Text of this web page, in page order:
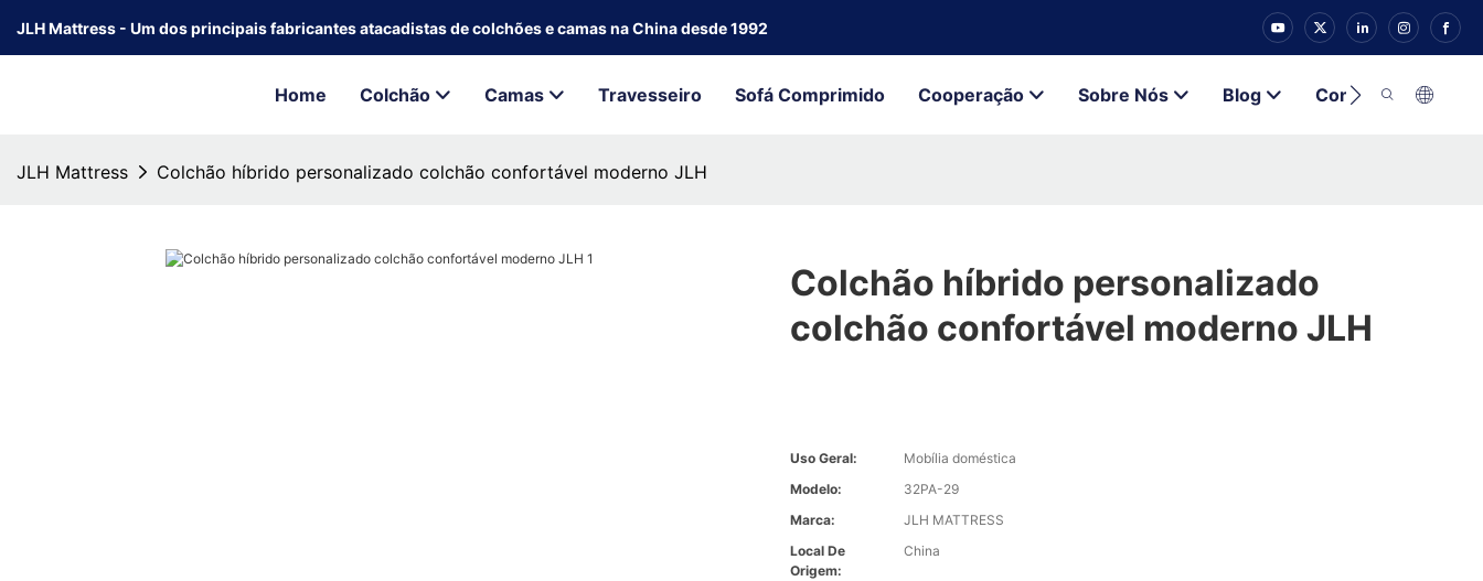
JLH Mattress - Um dos principais fabricantes atacadistas de colchões e camas na China desde 1992
Home Colchão Camas Travesseiro Sofá Comprimido Cooperação Sobre Nós Blog Contato
JLH Mattress Colchão híbrido personalizado colchão confortável moderno JLH
Colchão híbrido personalizado
colchão confortável moderno JLH
Uso Geral:
Mobília doméstica
Modelo:
32PA-29
Marca:
JLH MATTRESS
Local De
Origem:
China